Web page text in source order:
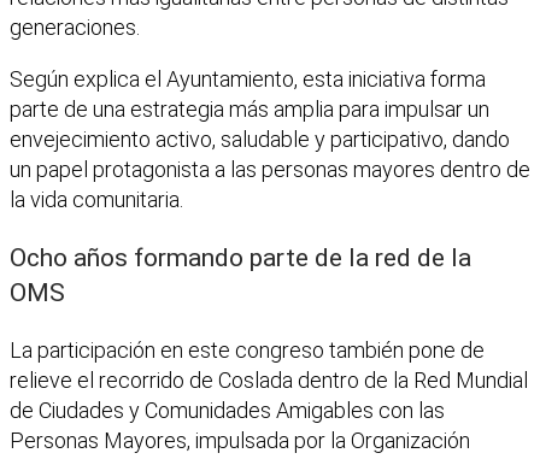
generaciones.
Según explica el Ayuntamiento, esta iniciativa forma
parte de una estrategia más amplia para impulsar un
envejecimiento activo, saludable y participativo, dando
un papel protagonista a las personas mayores dentro de
la vida comunitaria.
Ocho años formando parte de la red de la
OMS
La participación en este congreso también pone de
relieve el recorrido de Coslada dentro de la Red Mundial
de Ciudades y Comunidades Amigables con las
Personas Mayores, impulsada por la Organización